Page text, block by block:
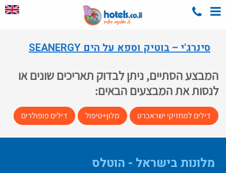
סינרג'י – בוטיק וספא על הים SEANERGY
המבצע הסתיים, ניתן לבדוק תאריכים שונים או
לנסות את המבצעים הבאים:
דילים למחזיקי ישראכרט מלון+טיפול דילים פופולרים
מלונות בישראל - הוטלס